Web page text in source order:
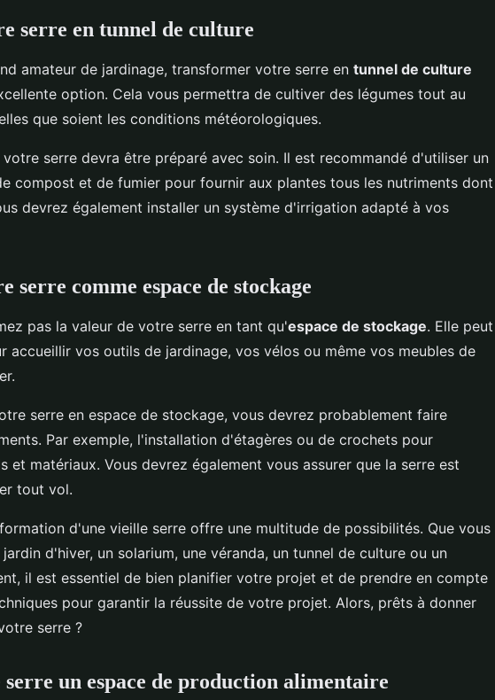
serre en tunnel de culture
amateur de jardinage, transformer votre serre en tunnel de culture
option. Cela vous permettra de cultiver des légumes tout au
que soient les conditions météorologiques.
serre devra être préparé avec soin. Il est recommandé d'utiliser un
compost et de fumier pour fournir aux plantes tous les nutriments dont
devrez également installer un système d'irrigation adapté à vos
serre comme espace de stockage
pas la valeur de votre serre en tant qu'espace de stockage. Elle peut
accueillir vos outils de jardinage, vos vélos ou même vos meubles de
serre en espace de stockage, vous devrez probablement faire
Par exemple, l'installation d'étagères ou de crochets pour
et matériaux. Vous devrez également vous assurer que la serre est
tout vol.
d'une vieille serre offre une multitude de possibilités. Que vous
d'hiver, un solarium, une véranda, un tunnel de culture ou un
il est essentiel de bien planifier votre projet et de prendre en compte
pour garantir la réussite de votre projet. Alors, prêts à donner
serre ?
un espace de production alimentaire